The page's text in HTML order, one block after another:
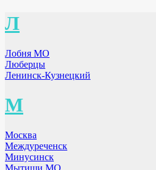
Л
Лобня МО
Люберцы
Ленинск-Кузнецкий
М
Москва
Междуреченск
Минусинск
Мытищи МО